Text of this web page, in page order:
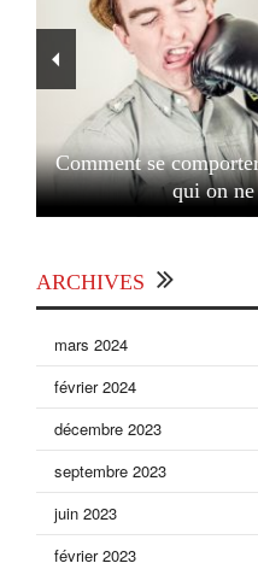
Comment se
qui on ne
ARCHIVES
mars 2024
février 2024
décembre 2023
septembre 2023
juin 2023
février 2023